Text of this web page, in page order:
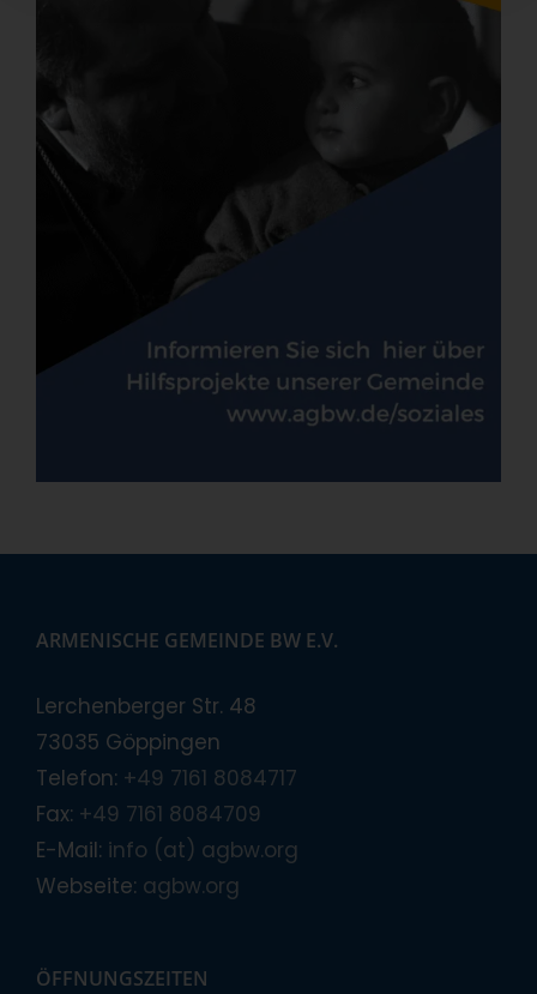
ARMENISCHE GEMEINDE BW E.V.
Lerchenberger Str. 48
73035 Göppingen
Telefon: +49 7161 8084717
Fax: +49 7161 8084709
E-Mail: info (at) agbw.org
Webseite: agbw.org
ÖFFNUNGSZEITEN